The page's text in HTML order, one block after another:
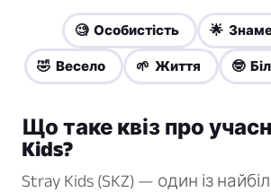
🧐 Особистість 🌟
🤣 Весело 🌱 Життя 🤓
Що таке квіз про
Kids?
Stray Kids (SKZ) — один із